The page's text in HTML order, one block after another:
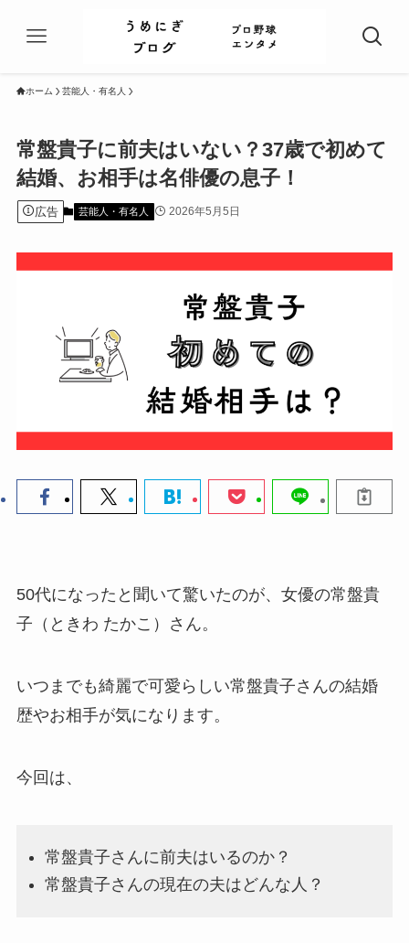
ホーム 芸能人・有名人
常盤貴子に前夫はいない？37歳で初めて
結婚、お相手は名俳優の息子！
広告 芸能人・有名人 2026年5月5日
50代になったと聞いて驚いたのが、女優の常盤貴
子（ときわ たかこ）さん。
いつまでも綺麗で可愛らしい常盤貴子さんの結婚
歴やお相手が気になります。
今回は、
常盤貴子さんに前夫はいるのか？
常盤貴子さんの現在の夫はどんな人？